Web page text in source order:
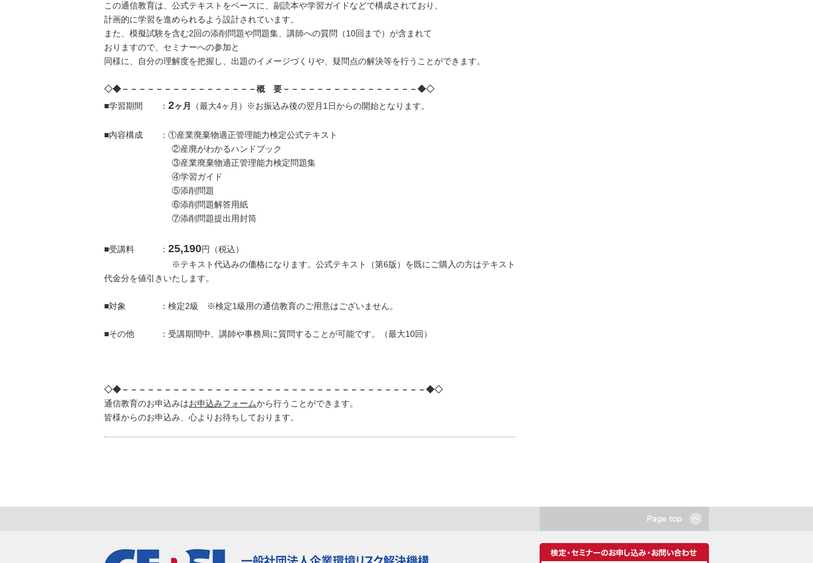
この通信教育は、公式テキストをベースに、副読本や学習ガイドなどで構成されており、
計画的に学習を進められるよう設計されています。
また、模擬試験を含む2回の添削問題や問題集、講師への質問（10回まで）が含まれて
おりますので、セミナーへの参加と
同様に、自分の理解度を把握し、出題のイメージづくりや、疑問点の解決等を行うことができます。
◇◆－－－－－－－－－－－－－－－－概 要－－－－－－－－－－－－－－－－◆◇
■学習期間 ： 2ヶ月 （最大4ヶ月）※お振込み後の翌月1日からの開始となります。
■内容構成 ：①産業廃棄物適正管理能力検定公式テキスト
②産廃がわかるハンドブック
③産業廃棄物適正管理能力検定問題集
④学習ガイド
⑤添削問題
⑥添削問題解答用紙
⑦添削問題提出用封筒
■受講料 ： 25,190円（税込）
※テキスト代込みの価格になります。公式テキスト（第6版）を既にご購入の方はテキスト
代金分を値引きいたします。
■対象 ：検定2級 ※検定1級用の通信教育のご用意はございません。
■その他 ：受講期間中、講師や事務局に質問することが可能です。（最大10回）
◇◆－－－－－－－－－－－－－－－－－－－－－－－－－－－－－－－－－－－－◆◇
通信教育のお申込みはお申込みフォームから行うことができます。
皆様からのお申込み、心よりお待ちしております。